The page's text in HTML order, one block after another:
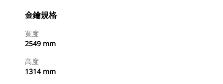
金鑰規格
寬度
2549 mm
高度
1314 mm